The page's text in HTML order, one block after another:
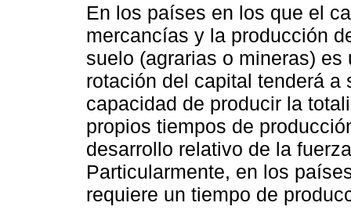
En los países en los que el
mercancías y la producción
suelo (agrarias o mineras)
rotación del capital tenderá
capacidad de producir la
propios tiempos de
desarrollo relativo de la
Particularmente, en los
requiere un tiempo de